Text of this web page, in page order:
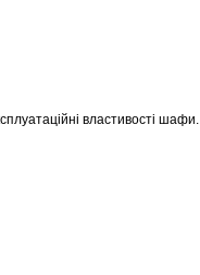
властивості шафи.